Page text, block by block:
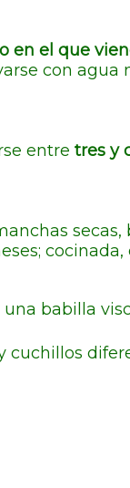
en el que
con
entre tres y
babilla